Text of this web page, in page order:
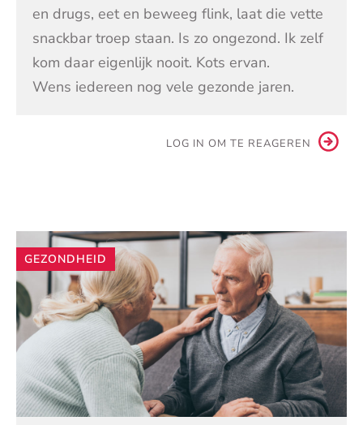
en drugs, eet en beweeg flink, laat die vette
snackbar troep staan. Is zo ongezond. Ik zelf
kom daar eigenlijk nooit. Kots ervan.
Wens iedereen nog vele gezonde jaren.
LOG IN OM TE REAGEREN
Andere
artikelen
GEZONDHEID